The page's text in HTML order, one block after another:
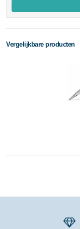
Vergelijkbare producten